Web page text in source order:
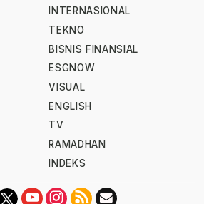
INTERNASIONAL
TEKNO
BISNIS FINANSIAL
ESGNOW
VISUAL
ENGLISH
TV
RAMADHAN
INDEKS